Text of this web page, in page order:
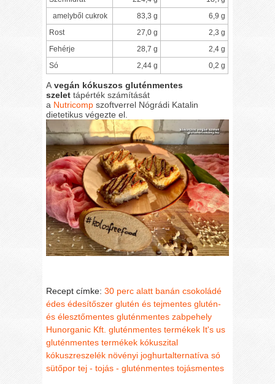
amelyből cukrok
83,3 g
6,9 g
Rost
27,0 g
2,3 g
Fehérje
28,7 g
2,4 g
Só
2,44 g 0,2 g
A vegán kókuszos gluténmentes
szelet tápérték számítását
a Nutricomp szoftverrel Nógrádi Katalin
dietetikus végezte el.
Recept címke:30 perc alatt banán csokoládé
édes édesítőszer glutén és tejmentes glutén-
és élesztőmentes gluténmentes zabpehely
Hunorganic Kft. gluténmentes termékek It's us
gluténmentes termékek kókuszital
kókuszreszelék növényi joghurtalternatíva só
sütőpor tej - tojás - gluténmentes tojásmentes